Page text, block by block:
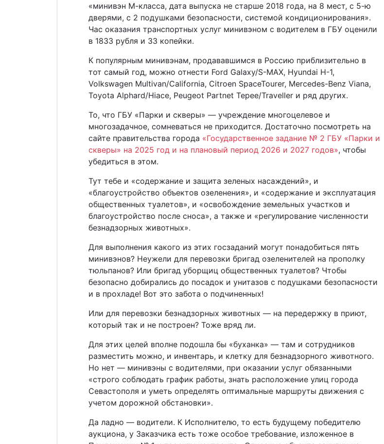
«минивэн М-класса, дата выпуска не старше 2018 года, на 8 мест, с 5-ю
дверями, с 2 подушками безопасности, системой кондиционирования».
Час оказания транспортных услуг минивэном с водителем в ГБУ оценили
в 1833 рубля и 33 копейки.
К популярным минивэнам, продававшимся в Россию приблизительно в
тот самый год, можно отнести Ford Galaxy/S-MAX, Hyundai H-1,
Volkswagen Multivan/California, Citroen SpaceTourer, Mercedes-Benz Viana,
Toyota Alphard/Hiace, Peugeot Partnet Tepee/Traveller и ряд других.
То, что ГБУ «Парки и скверы» — учреждение многоцелевое и
многозадачное, сомневаться не приходится. Достаточно посмотреть на
сайте правительства города «Государственное задание № 2 ГБУ «Парки и
скверы» на 2025 год и на плановый период 2026 и 2027 годов», чтобы
убедиться в этом.
Тут тебе и «содержание и защита зеленых насаждений», и
«благоустройство объектов озеленения», и «содержание и эксплуатация
общественных туалетов», и «освобождение земельных участков и
благоустройство после сноса», а также и «регулирование численности
безнадзорных животных».
Для выполнения какого из этих госзаданий могут понадобиться пять
минивэнов? Неужели для перевозки бригад озеленителей на прополку
тюльпанов? Или бригад уборщиц общественных туалетов? Чтобы
безопасно добирались до посадок и унитазов с подушками безопасности
и в прохладе! Вот это забота о подчиненных!
Или для перевозки безнадзорных животных — на передержку в приют,
который так и не построен? Тоже вряд ли.
Для этих целей вполне подошла бы «буханка» — там и сотрудников
разместить можно, и инвентарь, и клетку для безнадзорного животного.
Но нет — минивэны с водителями, при оказании услуг обязанными
«строго соблюдать график работы, знать расположение улиц города
Севастополя и уметь определять оптимальные маршруты движения с
учетом дорожной обстановки».
Да ладно — водители. К Исполнителю, то есть будущему победителю
аукциона, у Заказчика есть тоже особое требование, изложенное в